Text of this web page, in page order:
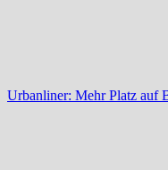
Urbanliner: Mehr Platz auf